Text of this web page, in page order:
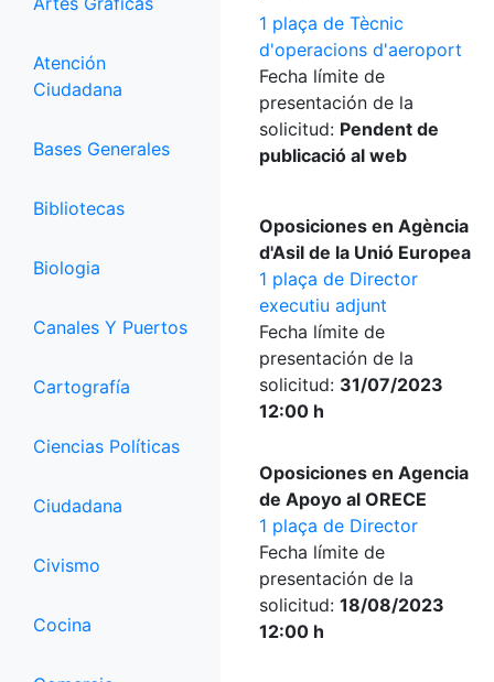
Atención
Ciudadana
Bases Generales
Bibliotecas
Biologia
Canales Y Puertos
Cartografía
Ciencias Políticas
Ciudadana
Civismo
Cocina
1 plaça de Tècnic
d'operacions d'aeroport
Fecha límite de
presentación de la
solicitud: Pendent de
publicació al web
Oposiciones en Agència
d'Asil de la Unió Europea
1 plaça de Director
executiu adjunt
Fecha límite de
presentación de la
solicitud: 31/07/2023
12:00 h
Oposiciones en Agencia
de Apoyo al ORECE
1 plaça de Director
Fecha límite de
presentación de la
solicitud: 18/08/2023
12:00 h